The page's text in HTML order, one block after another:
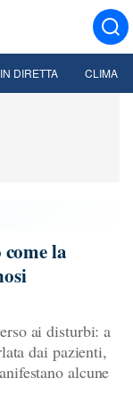
DIRETTA CLIMA
la
ai disturbi: a
dai pazienti,
alcune